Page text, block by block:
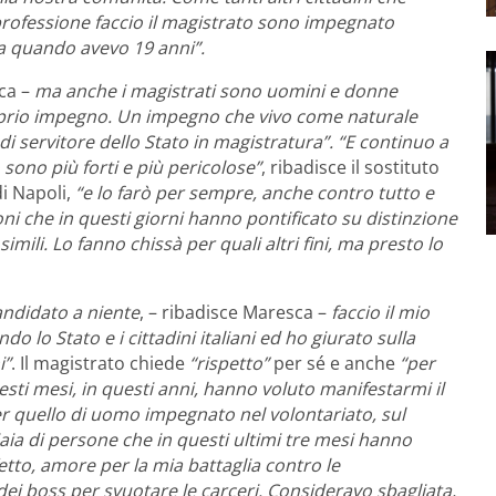
faccio il magistrato sono impegnato
avevo 19 anni”.
– ma anche i magistrati sono uomini e donne
impegno. Un impegno che vivo come naturale
dello Stato in magistratura”. “E continuo a
più forti e più pericolose”, ribadisce il sostituto
Napoli, “e lo farò per sempre, anche contro tutto e
che in questi giorni hanno pontificato su distinzione
Lo fanno chissà per quali altri fini, ma presto lo
a niente, – ribadisce Maresca – faccio il mio
lo Stato e i cittadini italiani ed ho giurato sulla
. Il magistrato chiede “rispetto”per sé e anche “per
mesi, in questi anni, hanno voluto manifestarmi il
di uomo impegnato nel volontariato, sul
di persone che in questi ultimi tre mesi hanno
amore per la mia battaglia contro le
boss per svuotare le carceri. Consideravo sbagliata,